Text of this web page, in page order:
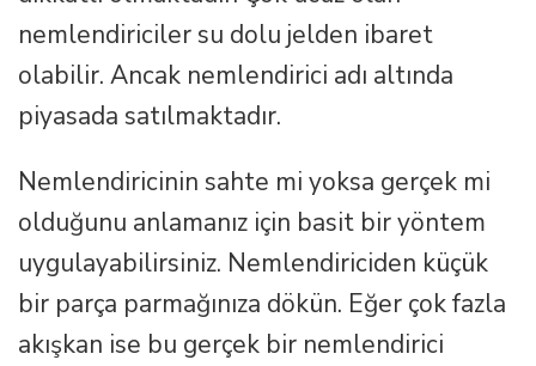
nemlendiriciler su dolu jelden ibaret
olabilir. Ancak nemlendirici adı altında
piyasada satılmaktadır.
Nemlendiricinin sahte mi yoksa gerçek mi
olduğunu anlamanız için basit bir yöntem
uygulayabilirsiniz. Nemlendiriciden küçük
bir parça parmağınıza dökün. Eğer çok fazla
akışkan ise bu gerçek bir nemlendirici